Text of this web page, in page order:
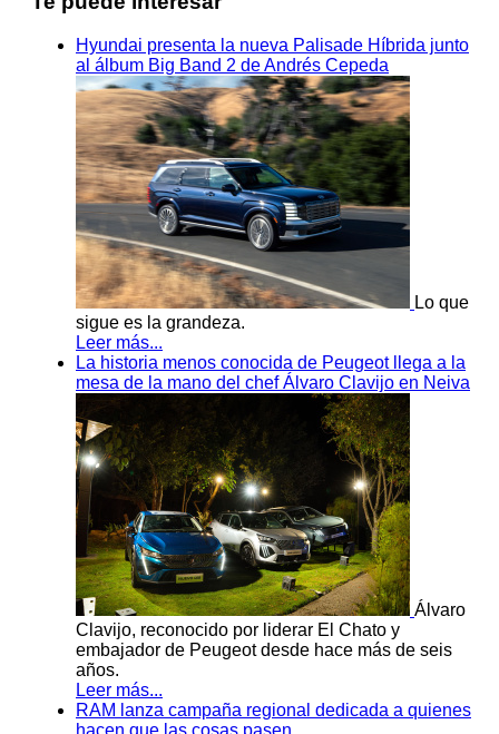
Hyundai presenta la nueva Palisade Híbrida junto
al álbum Big Band 2 de Andrés Cepeda
Lo que
sigue es la grandeza.
Leer más...
La historia menos conocida de Peugeot llega a la
mesa de la mano del chef Álvaro Clavijo en Neiva
Álvaro
Clavijo, reconocido por liderar El Chato y
embajador de Peugeot desde hace más de seis
años.
Leer más...
RAM lanza campaña regional dedicada a quienes